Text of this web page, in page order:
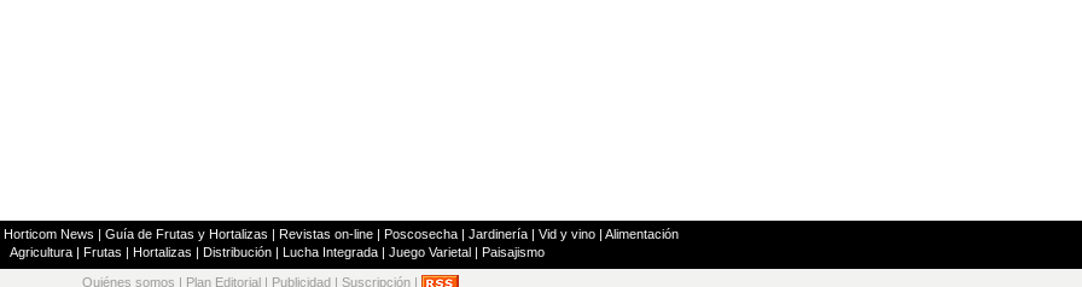
Horticom News | Guía de Frutas y Hortalizas | Revistas on-line| Poscosecha| Jardinería| Vid y vino| Alimentación
Agricultura| Frutas | Hortalizas | Distribución| Lucha Integrada| Juego Varietal| Paisajismo
Quiénes somos Plan Editorial Publicidad Suscripción